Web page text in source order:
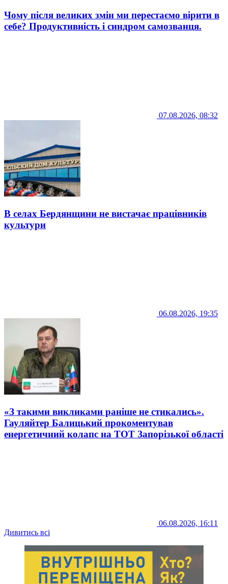
Чому після великих змін ми перестаємо вірити в
себе? Продуктивність і синдром самозванця.
07.08.2026, 08:32
В селах Бердянщини не вистачає працівників
культури
06.08.2026, 19:35
«З такими викликами раніше не стикались».
Гауляйтер Балицький прокоментував
енергетичний колапс на ТОТ Запорізької області
06.08.2026, 16:11
Дивитись всі